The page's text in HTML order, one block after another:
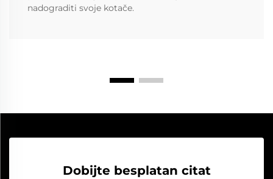
nadograditi svoje kotače.
Dobijte besplatan citat